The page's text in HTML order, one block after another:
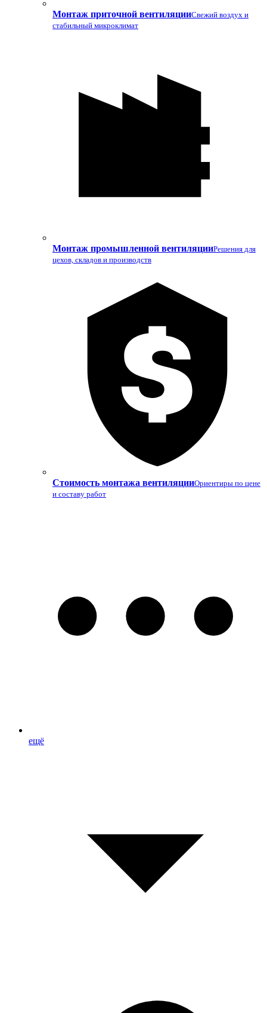
Монтаж приточной вентиляцииСвежий воздух и
стабильный микроклимат
Монтаж промышленной вентиляцииРешения для
цехов, складов и производств
Стоимость монтажа вентиляцииОриентиры по цене
и составу работ
ещё